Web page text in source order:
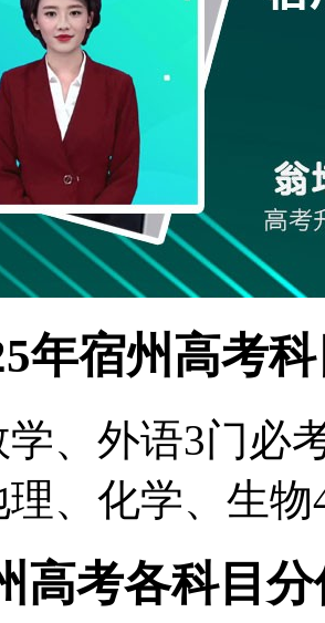
年宿州高考
、外语3门必
、化学、生
高考各科目分